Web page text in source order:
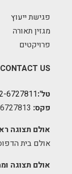
פגישת ייעוץ
מגזין תאורה
פרויקטים
CONTACT US
טל':6727811
פקס:
אולם תצוגה
אולם בית הדפוס 12,
אולם תצוגה